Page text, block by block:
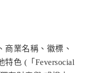
商業名稱、徽標、
特色 (「Feversocial